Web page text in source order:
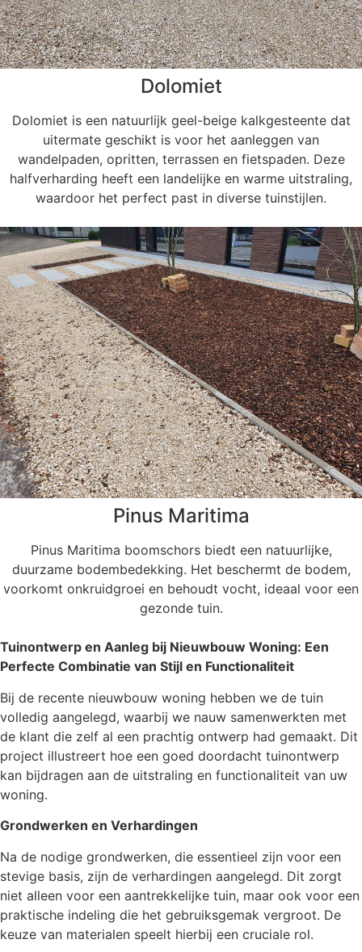
Dolomiet
Dolomiet is een natuurlijk geel-beige kalkgesteente dat
uitermate geschikt is voor het aanleggen van
wandelpaden, opritten, terrassen en fietspaden. Deze
halfverharding heeft een landelijke en warme uitstraling,
waardoor het perfect past in diverse tuinstijlen.
Pinus Maritima
Pinus Maritima boomschors biedt een natuurlijke,
duurzame bodembedekking. Het beschermt de bodem,
voorkomt onkruidgroei en behoudt vocht, ideaal voor een
gezonde tuin.
Tuinontwerp en Aanleg bij Nieuwbouw Woning: Een
Perfecte Combinatie van Stijl en Functionaliteit
Bij de recente nieuwbouw woning hebben we de tuin
volledig aangelegd, waarbij we nauw samenwerkten met
de klant die zelf al een prachtig ontwerp had gemaakt. Dit
project illustreert hoe een goed doordacht tuinontwerp
kan bijdragen aan de uitstraling en functionaliteit van uw
woning.
Grondwerken en Verhardingen
Na de nodige grondwerken, die essentieel zijn voor een
stevige basis, zijn de verhardingen aangelegd. Dit zorgt
niet alleen voor een aantrekkelijke tuin, maar ook voor een
praktische indeling die het gebruiksgemak vergroot. De
keuze van materialen speelt hierbij een cruciale rol.